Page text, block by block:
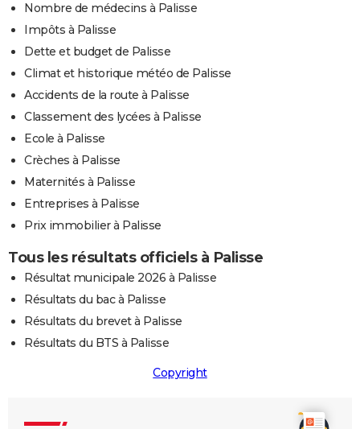
Nombre de médecins à Palisse
Impôts à Palisse
Dette et budget de Palisse
Climat et historique météo de Palisse
Accidents de la route à Palisse
Classement des lycées à Palisse
Ecole à Palisse
Crèches à Palisse
Maternités à Palisse
Entreprises à Palisse
Prix immobilier à Palisse
Tous les résultats officiels à Palisse
Résultat municipale 2026 à Palisse
Résultats du bac à Palisse
Résultats du brevet à Palisse
Résultats du BTS à Palisse
Copyright